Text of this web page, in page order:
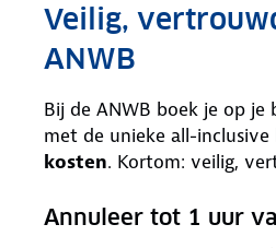
Veilig,
ANWB
Bij de ANWB boek je op
met de unieke all-
kosten. Kortom: veilig,
Annuleer tot 1 uur